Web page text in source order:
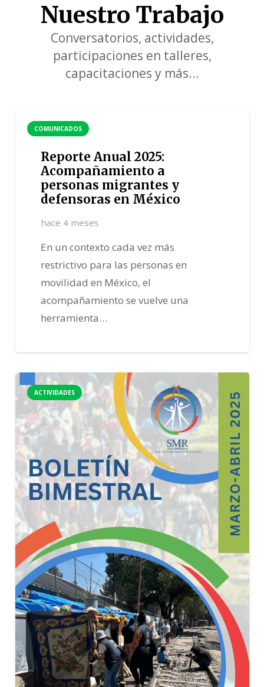
Nuestro Trabajo
Conversatorios, actividades,
participaciones en talleres,
capacitaciones y más...
COMUNICADOS
Reporte Anual 2025:
Acompañamiento a
personas migrantes y
defensoras en México
hace 4 meses
En un contexto cada vez más
restrictivo para las personas en
movilidad en México, el
acompañamiento se vuelve una
herramienta…
ACTIVIDADES